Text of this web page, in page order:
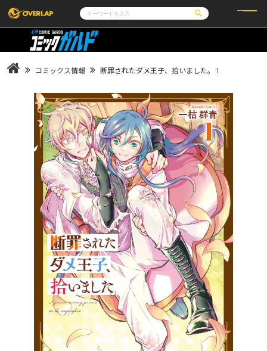
コミック
LiQulle
ライトノベル
ノベルスf
ポケットモンスター
アニメ
ゲーム
オーバーラップ広報室
企業
会社概要
採用情報
アクセス
オーバーラップホールディングス
お問い合わせはこちら
オーバーラップ文庫
オーバーラップノベルス
オーバーラップノベルスf
ロサージュノベルス
コミックガルド
コミックス情報 断罪されたダメ王子、拾いました。 1